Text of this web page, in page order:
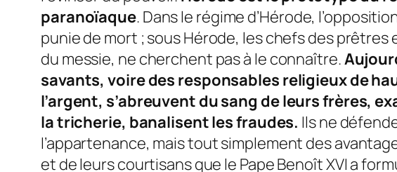
paranoïaque. Dans le régime d’Hérode,
punie de mort ; sous Hérode, les chefs des
du messie, ne cherchent pas à le connaître.
savants, voire des responsables religieux de
l’argent, s’abreuvent du sang de leurs frères,
la tricherie, banalisent les fraudes. Ils ne
l’appartenance, mais tout simplement des
et de leurs courtisans que le Pape Benoît XVI a